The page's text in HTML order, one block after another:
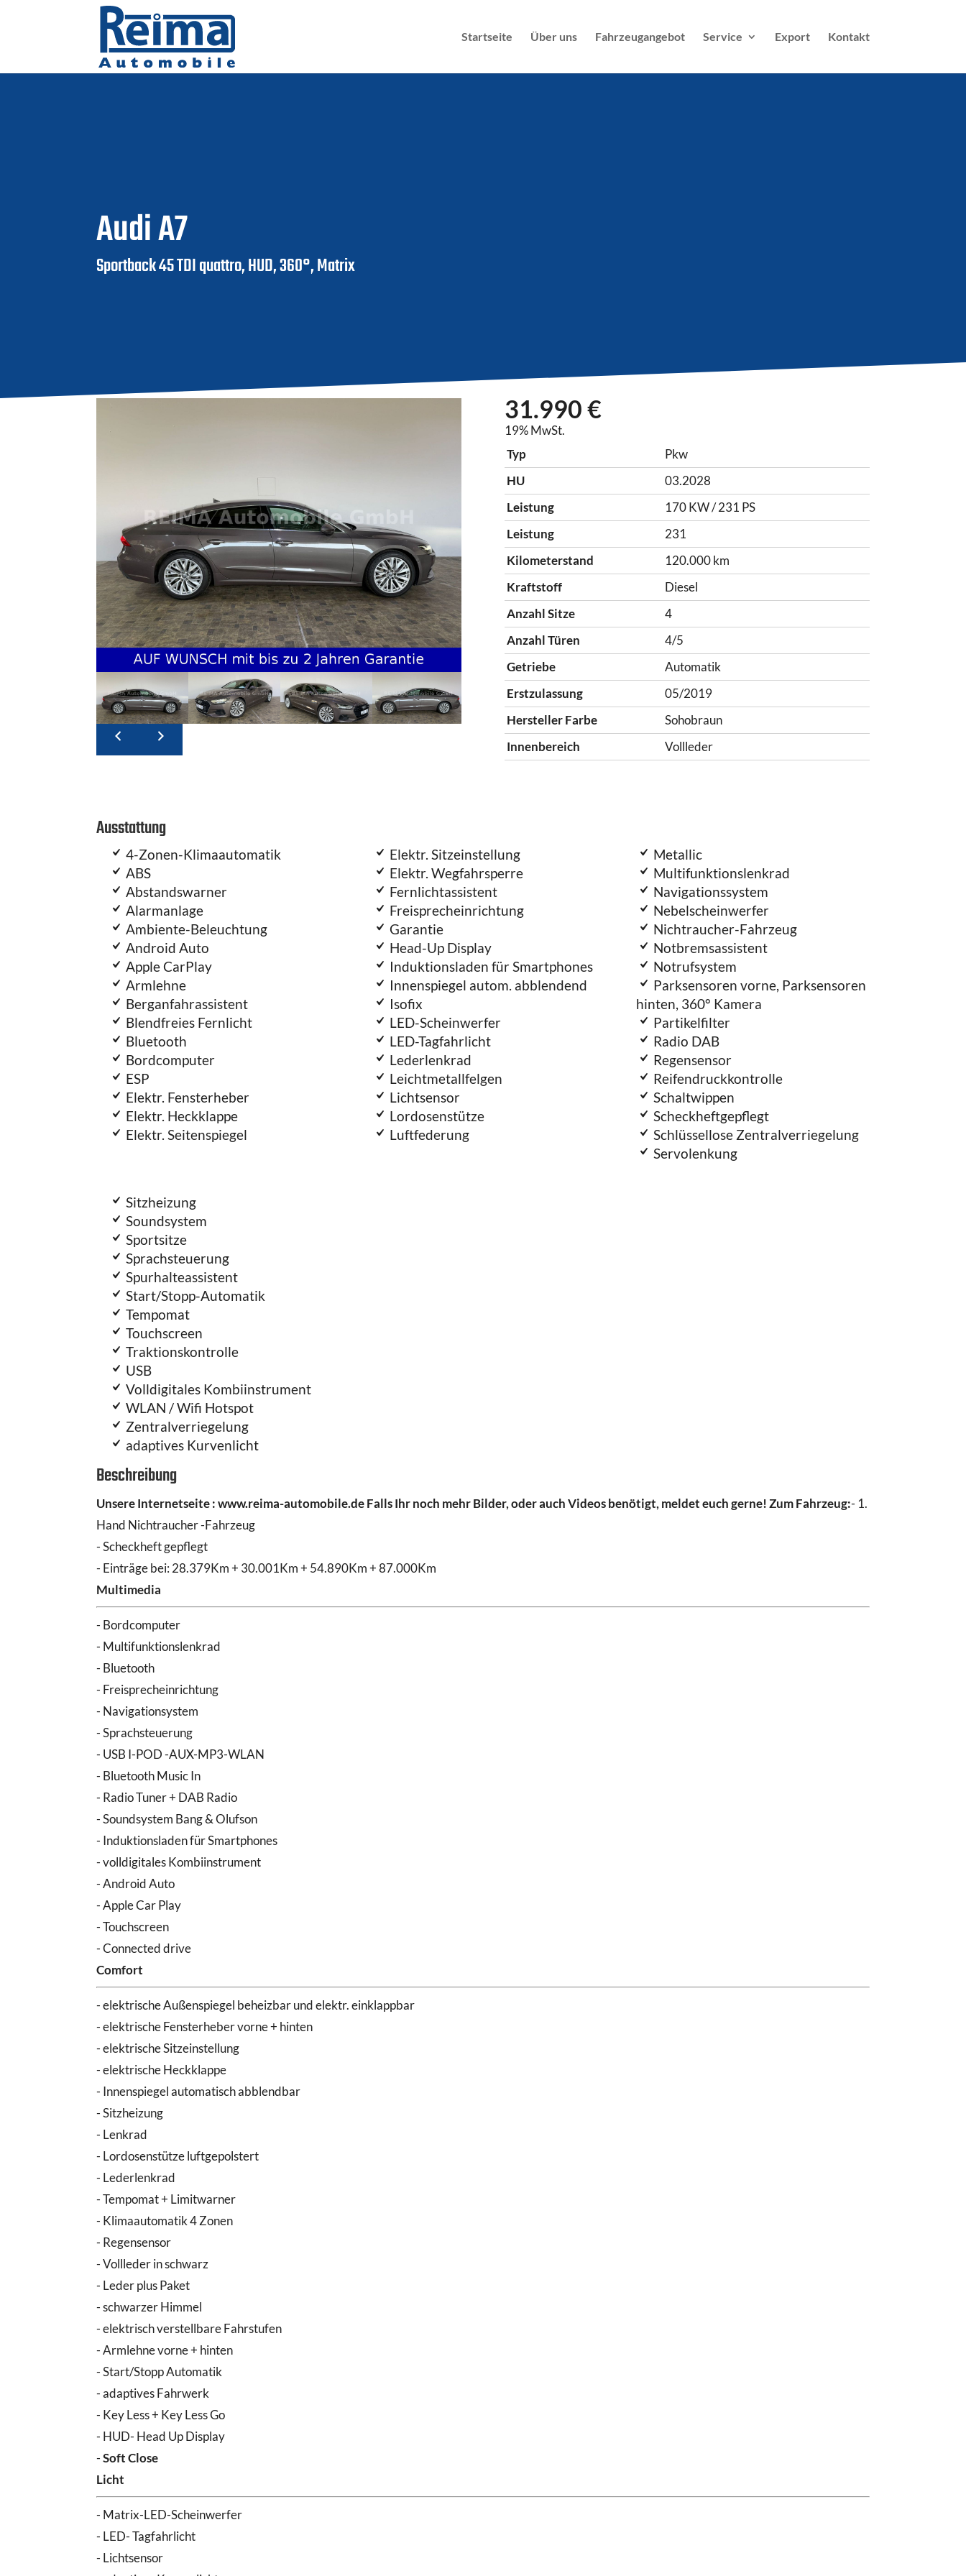
Startseite Über uns Fahrzeugangebot Service Export Kontakt
AudiA7
Sportback 45 TDI quattro, HUD, 360°, Matrix
31.990 €
19% MwSt.
Typ
Pkw
HU
03.2028
Leistung
170 KW / 231 PS
Leistung
231
Kilometerstand
120.000 km
Kraftstoff
Diesel
Anzahl Sitze
4
Anzahl Türen
4/5
Getriebe
Automatik
Erstzulassung
05/2019
Hersteller Farbe
Sohobraun
Innenbereich
Vollleder
Ausstattung
4-Zonen-Klimaautomatik
ABS
Abstandswarner
Alarmanlage
Ambiente-Beleuchtung
Android Auto
Apple CarPlay
Armlehne
Berganfahrassistent
Blendfreies Fernlicht
Bluetooth
Bordcomputer
ESP
Elektr. Fensterheber
Elektr. Heckklappe
Elektr. Seitenspiegel
Elektr. Sitzeinstellung
Elektr. Wegfahrsperre
Fernlichtassistent
Freisprecheinrichtung
Garantie
Head-Up Display
Induktionsladen für Smartphones
Innenspiegel autom. abblendend
Isofix
LED-Scheinwerfer
LED-Tagfahrlicht
Lederlenkrad
Leichtmetallfelgen
Lichtsensor
Lordosenstütze
Luftfederung
Metallic
Multifunktionslenkrad
Navigationssystem
Nebelscheinwerfer
Nichtraucher-Fahrzeug
Notbremsassistent
Notrufsystem
Parksensoren vorne, Parksensoren
hinten, 360° Kamera
Partikelfilter
Radio DAB
Regensensor
Reifendruckkontrolle
Schaltwippen
Scheckheftgepflegt
Schlüssellose Zentralverriegelung
Servolenkung
Sitzheizung
Soundsystem
Sportsitze
Sprachsteuerung
Spurhalteassistent
Start/Stopp-Automatik
Tempomat
Touchscreen
Traktionskontrolle
USB
Volldigitales Kombiinstrument
WLAN / Wifi Hotspot
Zentralverriegelung
adaptives Kurvenlicht
Beschreibung
Unsere Internetseite : www.reima-automobile.de Falls Ihr noch mehr Bilder, oder auch Videos benötigt, meldet euch gerne! Zum Fahrzeug:- 1.
Hand Nichtraucher -Fahrzeug
- Scheckheft gepflegt
- Einträge bei: 28.379Km + 30.001Km + 54.890Km + 87.000Km
Multimedia
- Bordcomputer
- Multifunktionslenkrad
- Bluetooth
- Freisprecheinrichtung
- Navigationsystem
- Sprachsteuerung
- USB I-POD -AUX-MP3-WLAN
- Bluetooth Music In
- Radio Tuner + DAB Radio
- Soundsystem Bang & Olufson
- Induktionsladen für Smartphones
- volldigitales Kombiinstrument
- Android Auto
- Apple Car Play
- Touchscreen
- Connected drive
Comfort
- elektrische Außenspiegel beheizbar und elektr. einklappbar
- elektrische Fensterheber vorne + hinten
- elektrische Sitzeinstellung
- elektrische Heckklappe
- Innenspiegel automatisch abblendbar
- Sitzheizung
- Lenkrad
- Lordosenstütze luftgepolstert
- Lederlenkrad
- Tempomat + Limitwarner
- Klimaautomatik 4 Zonen
- Regensensor
- Vollleder in schwarz
- Leder plus Paket
- schwarzer Himmel
- elektrisch verstellbare Fahrstufen
- Armlehne vorne + hinten
- Start/Stopp Automatik
- adaptives Fahrwerk
- Key Less + Key Less Go
- HUD- Head Up Display
-Soft Close
Licht
- Matrix-LED-Scheinwerfer
- LED- Tagfahrlicht
- Lichtsensor